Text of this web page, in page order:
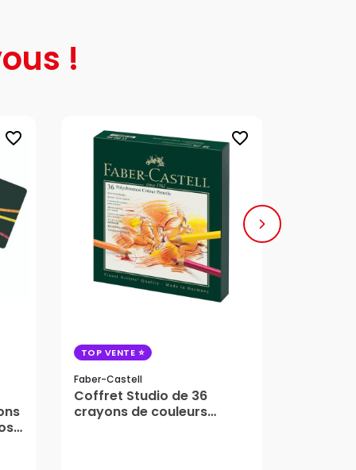
!
favorite_border favorite_border
TOP VENTE
Faber-Castell
Coffret Studio de 36
crayons de couleurs